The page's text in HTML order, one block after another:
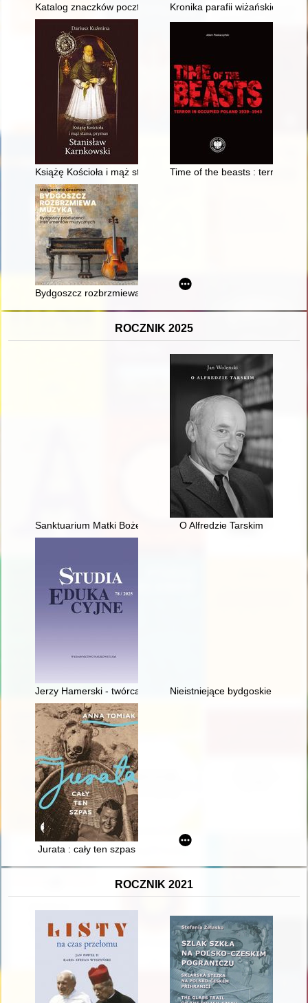
Katalog znaczków poczt niezależnych 1970-1986
Kronika parafii wiżańskiej
Książę Kościoła i mąż stanu, prymas Stanisław Karnkowski
Time of the beasts : terror in
Bydgoszcz rozbrzmiewa muzyką : bydgoscy producenci
ROCZNIK 2025
Sanktuarium Matki Bożej Pocieszenia : parafia św. Jana
O Alfredzie Tarskim
Jerzy Hamerski - twórca poznańskiej pedagogiki "łejerskiej"
Nieistniejące bydgoskie
Jurata : cały ten szpas
ROCZNIK 2021